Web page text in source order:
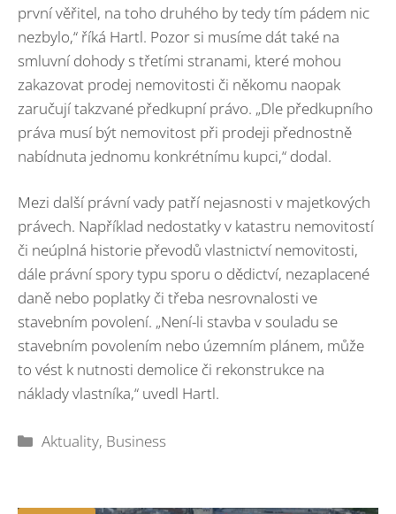
první věřitel, na toho druhého by tedy tím pádem nic
nezbylo,“ říká Hartl. Pozor si musíme dát také na
smluvní dohody s třetími stranami, které mohou
zakazovat prodej nemovitosti či někomu naopak
zaručují takzvané předkupní právo. „Dle předkupního
práva musí být nemovitost při prodeji přednostně
nabídnuta jednomu konkrétnímu kupci,“ dodal.
Mezi další právní vady patří nejasnosti v majetkových
právech. Například nedostatky v katastru nemovitostí
či neúplná historie převodů vlastnictví nemovitosti,
dále právní spory typu sporu o dědictví, nezaplacené
daně nebo poplatky či třeba nesrovnalosti ve
stavebním povolení. „Není-li stavba v souladu se
stavebním povolením nebo územním plánem, může
to vést k nutnosti demolice či rekonstrukce na
náklady vlastníka,“ uvedl Hartl.
Rubriky
Aktuality, Business